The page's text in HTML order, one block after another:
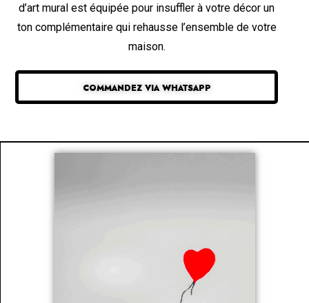
d’art mural est équipée pour insuffler à votre décor un
ton complémentaire qui rehausse l’ensemble de votre
maison.
COMMANDEZ VIA WHATSAPP